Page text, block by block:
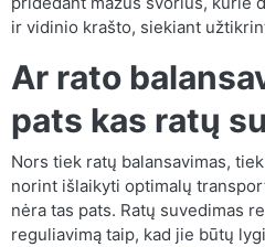
ir vidinio krašto, siekiant
Ar rato
pats kas ratų
Nors tiek ratų balansavimas,
norint išlaikyti optimalų
nėra tas pats. Ratų suvedimas
reguliavimą taip, kad jie būtų